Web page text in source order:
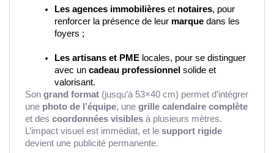
Les agences immobilières et notaires, pour
renforcer la présence de leur marque dans les
foyers ;
Les artisans et PME locales, pour se distinguer
avec un cadeau professionnel solide et
valorisant.
Son grand format (jusqu’à 53×40 cm) permet d’intégrer
une photo de l’équipe, une grille calendaire complète
et des coordonnées visibles à plusieurs mètres.
L’impact visuel est immédiat, et le support rigide
devient une publicité permanente.